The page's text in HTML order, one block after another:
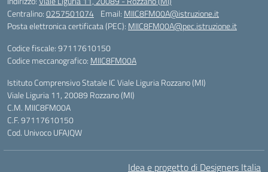
Centralino:0257501074 Email: MIIC8FM00A@istruzione.it
Posta elettronica certificata (PEC): MIIC8FM00A@pec.istruzione.it
Codice fiscale: 97117610150
Codice meccanografico: MIIC8FM00A
Istituto Comprensivo Statale IC Viale Liguria Rozzano (MI)
Viale Liguria 11, 20089 Rozzano (MI)
C.M. MIIC8FM00A
C.F. 97117610150
Cod. Univoco UFAJQW
Idea e progetto di Designers Italia